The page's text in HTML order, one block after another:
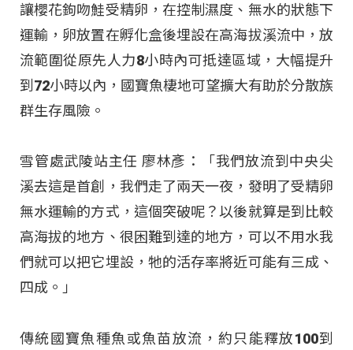
讓櫻花鉤吻鮭受精卵，在控制濕度、無水的狀態下
運輸，卵放置在孵化盒後埋設在高海拔溪流中，放
流範圍從原先人力8小時內可抵達區域，大幅提升
到72小時以內，國寶魚棲地可望擴大有助於分散族
群生存風險。
雪管處武陵站主任 廖林彥：「我們放流到中央尖
溪去這是首創，我們走了兩天一夜，發明了受精卵
無水運輸的方式，這個突破呢？以後就算是到比較
高海拔的地方、很困難到達的地方，可以不用水我
們就可以把它埋設，牠的活存率將近可能有三成、
四成。」
傳統國寶魚種魚或魚苗放流，約只能釋放100到